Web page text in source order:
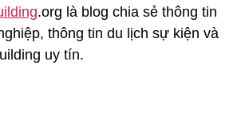
.org là blog chia sẻ thông tin
thông tin du lịch sự kiện và
uy tín.